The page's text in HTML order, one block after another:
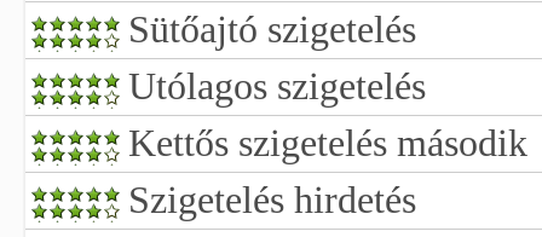
Sütőajtó szigetelés
Utólagos szigetelés
Kettős szigetelés második
Szigetelés hirdetés